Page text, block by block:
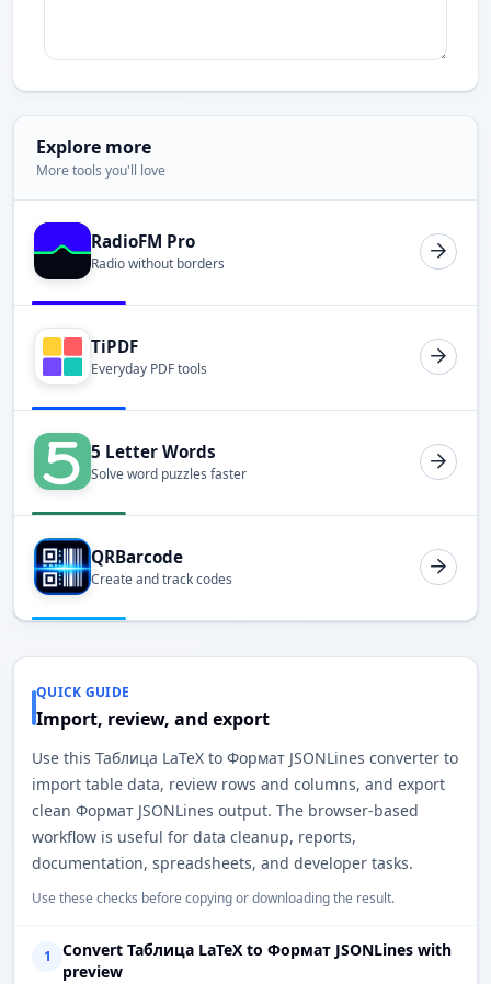
Explore more
More tools you'll love
RadioFM Pro
Radio without borders
TiPDF
Everyday PDF tools
5 Letter Words
Solve word puzzles faster
QRBarcode
Create and track codes
QUICK GUIDE
Import, review, and export
Use this Таблица LaTeX to Формат JSONLines converter to
import table data, review rows and columns, and export
clean Формат JSONLines output. The browser-based
workflow is useful for data cleanup, reports,
documentation, spreadsheets, and developer tasks.
Use these checks before copying or downloading the result.
1
Convert Таблица LaTeX to Формат JSONLines with
preview